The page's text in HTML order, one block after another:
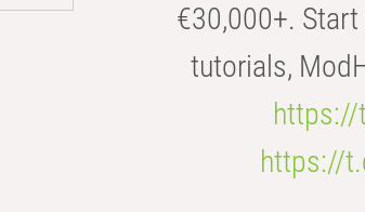
€30,000+.
tutorials,
https://